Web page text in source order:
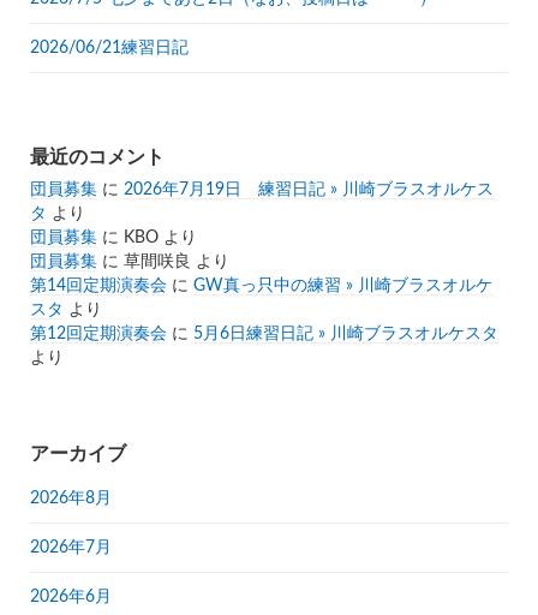
2026/06/21練習日記
最近のコメント
団員募集 に 2026年7月19日 練習日記 » 川崎ブラスオルケス
タ より
団員募集 に KBO より
団員募集 に 草間咲良 より
第14回定期演奏会 に GW真っ只中の練習 » 川崎ブラスオルケ
スタ より
第12回定期演奏会 に 5月6日練習日記 » 川崎ブラスオルケスタ
より
アーカイブ
2026年8月
2026年7月
2026年6月